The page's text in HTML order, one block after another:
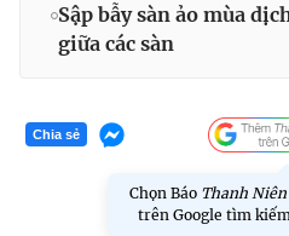
Sập bẫy sàn ảo mùa
giữa các sàn
Chia sẻ
Chọn Báo Thanh Niên
trên Google tìm